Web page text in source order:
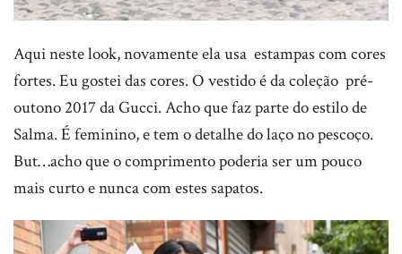
Aqui neste look, novamente ela usa estampas com cores
fortes. Eu gostei das cores. O vestido é da coleção pré-
outono 2017 da Gucci. Acho que faz parte do estilo de
Salma. É feminino, e tem o detalhe do laço no pescoço.
But…acho que o comprimento poderia ser um pouco
mais curto e nunca com estes sapatos.